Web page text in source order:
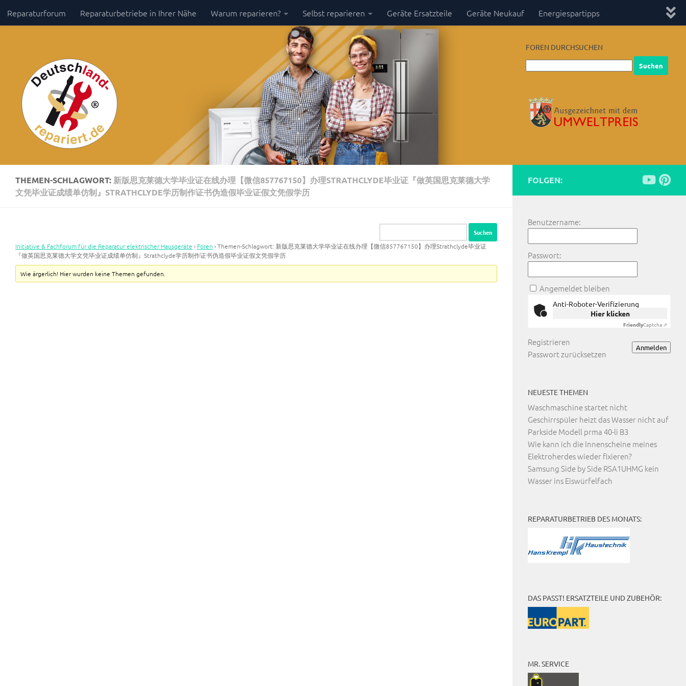
Zum Inhalt springen
Reparaturforum Reparaturbetriebe in Ihrer Nähe Warum reparieren? Selbst reparieren Geräte Ersatzteile Geräte Neukauf Energiespartipps
FOREN DURCHSUCHEN
THEMEN-SCHLAGWORT: 新版思克莱德大学毕业证在线办理【微信857767150】办理STRATHCLYDE毕业证『做英国思克莱德大学
文凭毕业证成绩单仿制』STRATHCLYDE学历制作证书伪造假毕业证假文凭假学历
Initiative & Fachforum für die Reparatur elektrischer Hausgeräte › Foren ›Themen-Schlagwort: 新版思克莱德大学毕业证在线办理【微信857767150】办理Strathclyde毕业证
『做英国思克莱德大学文凭毕业证成绩单仿制』Strathclyde学历制作证书伪造假毕业证假文凭假学历
Wie ärgerlich! Hier wurden keine Themen gefunden.
FOLGEN:
Benutzername:
Passwort:
Angemeldet bleiben
Anti-Roboter-Verifizierung
Hier klicken
FriendlyCaptcha ⇗
Anmelden
Registrieren
Passwort zurücksetzen
NEUESTE THEMEN
Waschmaschine startet nicht
Geschirrspüler heizt das Wasser nicht auf
Parkside Modell prma 40-li B3
Wie kann ich die Innenscheine meines
Elektroherdes wieder fixieren?
Samsung Side by Side RSA1UHMG kein
Wasser ins Eiswürfelfach
REPARATURBETRIEB DES MONATS:
DAS PASST! ERSATZTEILE UND ZUBEHÖR:
MR. SERVICE